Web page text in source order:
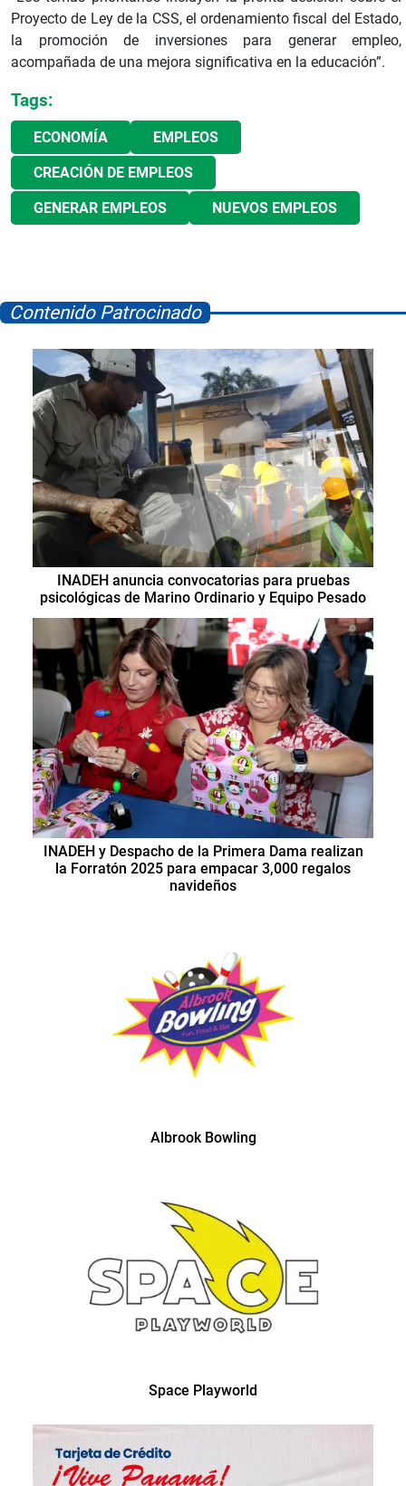
Proyecto de Ley de la CSS, el ordenamiento fiscal del Estado,
la promoción de inversiones para generar empleo,
acompañada de una mejora significativa en la educación”.
Tags:
ECONOMÍA EMPLEOS
CREACIÓN DE EMPLEOS
GENERAR EMPLEOS NUEVOS EMPLEOS
Contenido Patrocinado
INADEH anuncia convocatorias para pruebas
psicológicas de Marino Ordinario y Equipo Pesado
INADEH y Despacho de la Primera Dama realizan
la Forratón 2025 para empacar 3,000 regalos
navideños
Albrook Bowling
Space Playworld